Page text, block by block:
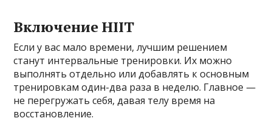
Включение HIIT
Если у вас мало времени, лучшим решением
станут интервальные тренировки. Их можно
выполнять отдельно или добавлять к основным
тренировкам один-два раза в неделю. Главное —
не перегружать себя, давая телу время на
восстановление.